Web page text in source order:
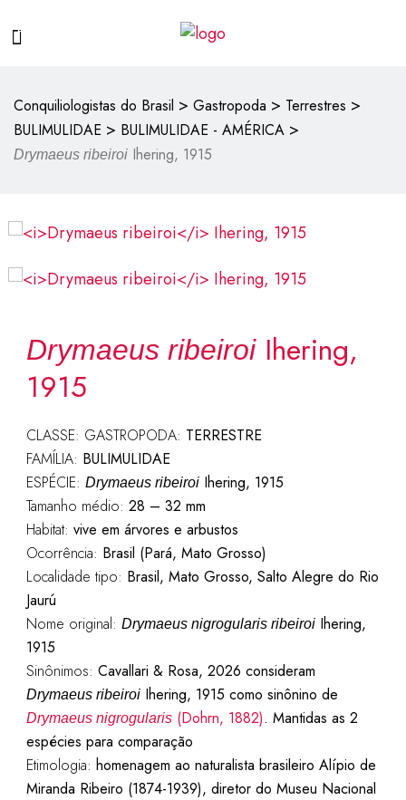
Conquiliologistas do Brasil > Gastropoda > Terrestres >
BULIMULIDAE > BULIMULIDAE - AMÉRICA >
Drymaeus ribeiroi Ihering, 1915
Drymaeus ribeiroiIhering,
1915
CLASSE: GASTROPODA: TERRESTRE
FAMÍLIA: BULIMULIDAE
ESPÉCIE: Drymaeus ribeiroiIhering, 1915
Tamanho médio: 28 – 32 mm
Habitat: vive em árvores e arbustos
Ocorrência: Brasil (Pará, Mato Grosso)
Localidade tipo: Brasil, Mato Grosso, Salto Alegre do Rio
Jaurú
Nome original: Drymaeus nigrogularis ribeiroiIhering,
1915
Sinônimos: Cavallari & Rosa, 2026 consideram
Drymaeus ribeiroiIhering, 1915 como sinônino de
Drymaeus nigrogularis(Dohrn, 1882). Mantidas as 2
espécies para comparação
Etimologia: homenagem ao naturalista brasileiro Alípio de
Miranda Ribeiro (1874-1939), diretor do Museu Nacional